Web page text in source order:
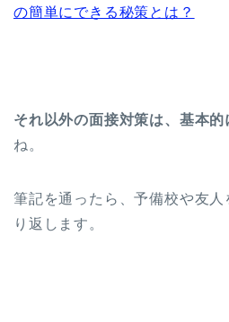
の簡単にできる秘策とは？
それ以外の面接対策は、基本
ね。
筆記を通ったら、予備校や友
り返します。